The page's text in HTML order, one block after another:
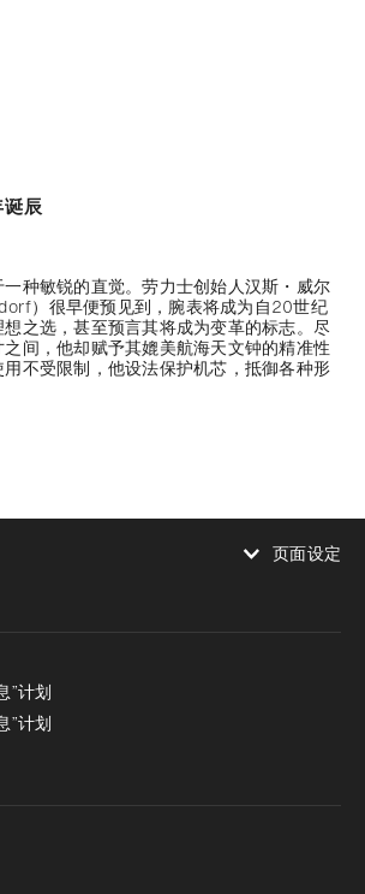
辰
种敏锐的直觉。劳力士创始人汉斯・威尔
）很早便预见到，腕表将成为自20世纪
之选，甚至预言其将成为变革的标志。尽
间，他却赋予其媲美航海天文钟的精准性
不受限制，他设法保护机芯，抵御各种形
页面设定
”计划
”计划